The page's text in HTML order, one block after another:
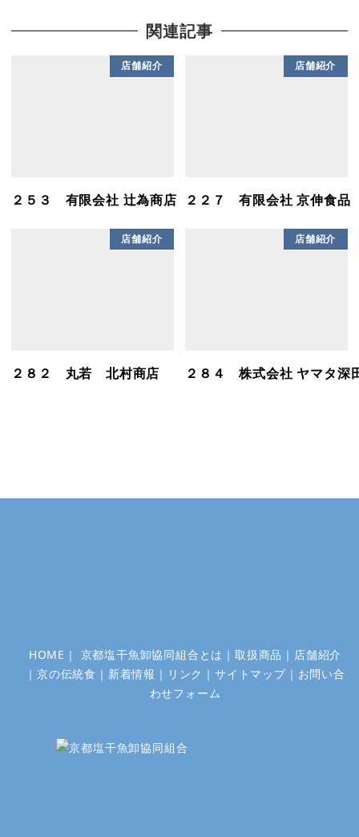
関連記事
店舗紹介
２５３ 有限会社 辻󠄀為商店
店舗紹介
２２７ 有限会社 京伸食品
店舗紹介
２８２ 丸若 北村商店
店舗紹介
２８４ 株式会社 ヤマタ深
HOME ｜ 京都塩干魚卸協同組合とは ｜ 取扱商品 ｜ 店舗紹介
｜ 京の伝統食 ｜ 新着情報 ｜ リンク ｜サイトマップ｜ お問い合
わせフォーム